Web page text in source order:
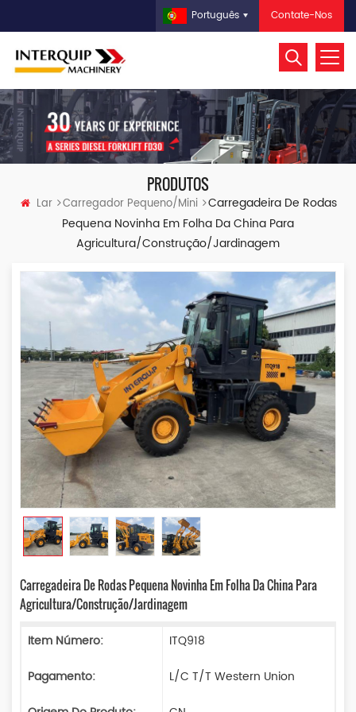
Contate-Nos
Português
PRODUTOS
Lar Carregador Pequeno/mini
Carregadeira De Rodas
Pequena Novinha Em Folha Da China Para
Agricultura/construção/jardinagem
Carregadeira De Rodas Pequena Novinha Em Folha Da China Para
Agricultura/construção/jardinagem
Item Número:
ITQ918
Pagamento:
L/C T/T Western Union